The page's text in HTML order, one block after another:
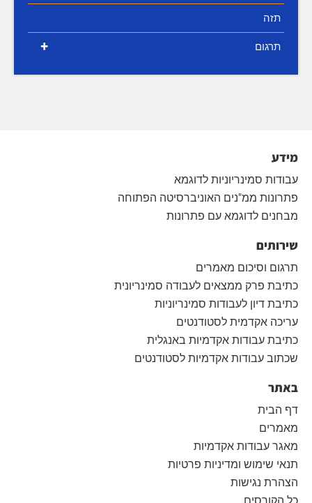
תזה
+ תרגום
מידע
עבודות סמינריוניות לדוגמא
פתרונות ממ"נים האוניברסיטה הפתוחה
מבחנים לדוגמא עם פתרונות
שירותים
תרגום וסיכום מאמרים
כתיבת פרק ממצאים לעבודה סמינריונית
כתיבת דיון לעבודות סמינריוניות
עריכה אקדמית לסטודנטים
כתיבת עבודות אקדמיות באנגלית
שכתוב עבודות אקדמיות לסטודנטים
באתר
דף הבית
מאמרים
מאגר עבודות אקדמיות
תנאי שימוש ומדיניות פרטיות
הצהרת נגישות